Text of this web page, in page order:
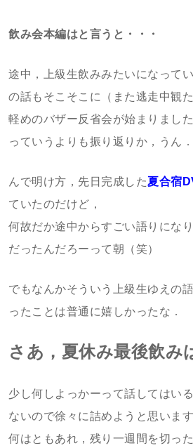
飲み会本編はと言うと・・・
途中，上級生飲みみたいになって
の話もそこそこに（また逃走中観た
軽めのバザー反省会が始まりまし
っていうよりも振り返りか，うん．
んで明け方，先日完成した夏合宿
ていたのだけど，
何故だか途中からすごい語りにな
だったんだろーって朝（笑）
でもなんかそういう上級生ゆえの
ったことは普通に嬉しかったな．
さあ，夏休み最後飲み
少し何しよっかーって話してはい
ないので徐々に詰めようと思います
何はともあれ，残り一週間を切っ